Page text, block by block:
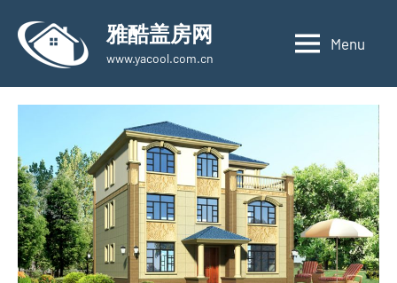
content
雅酷盖房网
www.yacool.com.cn
Menu